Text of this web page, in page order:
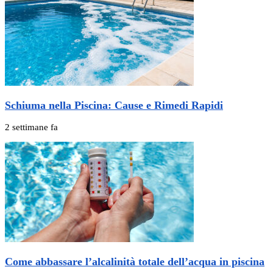
Schiuma nella Piscina: Cause e Rimedi Rapidi
2 settimane fa
Come abbassare l’alcalinità totale dell’acqua in piscina